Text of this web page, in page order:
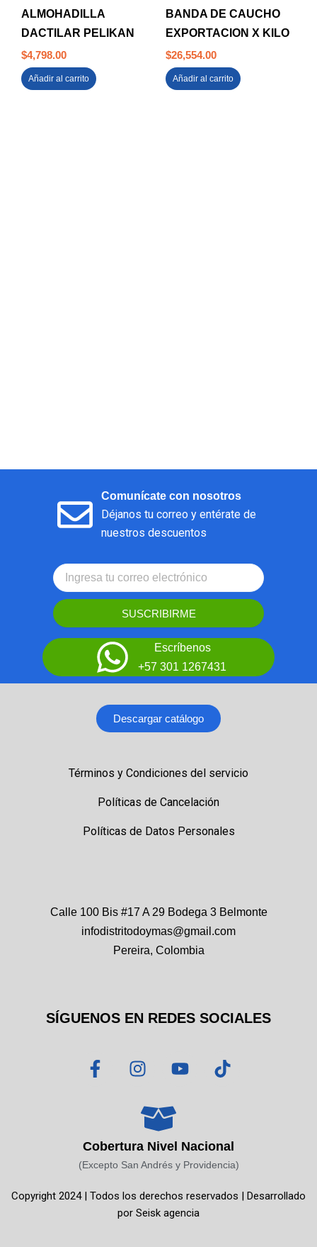
ALMOHADILLA
DACTILAR PELIKAN
$4,798.00
Añadir al carrito
BANDA DE CAUCHO
EXPORTACION X KILO
$26,554.00
Añadir al carrito
Comunícate con nosotros
Déjanos tu correo y entérate de
nuestros descuentos
SUSCRIBIRME
Escríbenos
+57 301 1267431
Descargar catálogo
Términos y Condiciones del servicio
Políticas de Cancelación
Políticas de Datos Personales
Calle 100 Bis #17 A 29 Bodega 3 Belmonte
infodistritodoymas@gmail.com
Pereira, Colombia
SÍGUENOS EN REDES SOCIALES
F
a
o
o
-
I
n
t
a
g
r
m
Y
o
b
e
T
i
k
Cobertura Nivel Nacional
(Excepto San Andrés y Providencia)
Copyright 2024 | Todos los derechos reservados | Desarrollado
por Seisk agencia